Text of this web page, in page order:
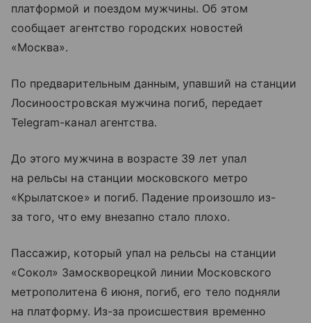
платформой и поездом мужчины. Об этом
сообщает агентство городских новостей
«Москва».
По предварительным данным, упавший на станции
Лосиноостровская мужчина погиб, передает
Telegram-канал агентства.
До этого мужчина в возрасте 39 лет упал
на рельсы на станции московского метро
«Крылатское» и погиб. Падение произошло из-
за того, что ему внезапно стало плохо.
Пассажир, который упал на рельсы на станции
«Сокол» Замоскворецкой линии Московского
метрополитена 6 июня, погиб, его тело подняли
на платформу. Из-за происшествия временно